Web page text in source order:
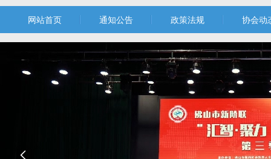
网站首页 通知公告 政策法规 协会动
